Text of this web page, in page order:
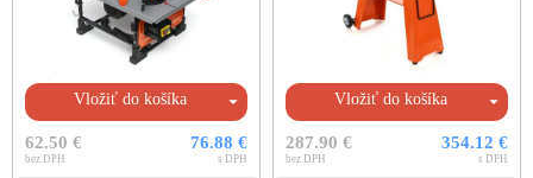
Vložiť do košíka
62.50 €
bez DPH
76.88 €
s DPH
Vložiť do košíka
287.90 €
bez DPH
354.12 €
s DPH